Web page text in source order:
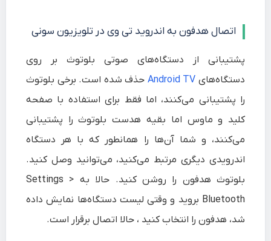
اتصال هدفون به اندروید تی وی در تلویزیون سونی
پشتیبانی از دستگاه‌های صوتی بلوتوث بر روی
دستگاه‌های Android TV حذف شده است. برخی بلوتوث
را پشتیبانی می‌کنند، اما فقط برای استفاده با صفحه
کلید و ماوس اما بقیه هدست بلوتوث را پشتیبانی
می‌کنند، و شما آن‌ها را همانطور که با هر دستگاه
اندرویدی دیگری مرتبط می‌کنید، می‌توانید وصل کنید.
بلوتوث هدفون را روشن کنید. حالا به Settings >
Bluetooth بروید و وقتی لیست دستگاه‌ها نمایش داده
شد، هدفون را انتخاب کنید ، حالا اتصال برقرار است.